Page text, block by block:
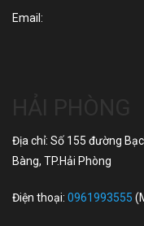
Email:
Địa chỉ: Số 155 đường
Bàng, TP.Hải Phòng
Điện thoại: 0961993555